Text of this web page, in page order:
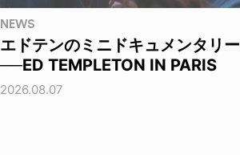
NEWS
エドテンのミニドキュメンタリー
──ED TEMPLETON IN PARIS
2026.08.07